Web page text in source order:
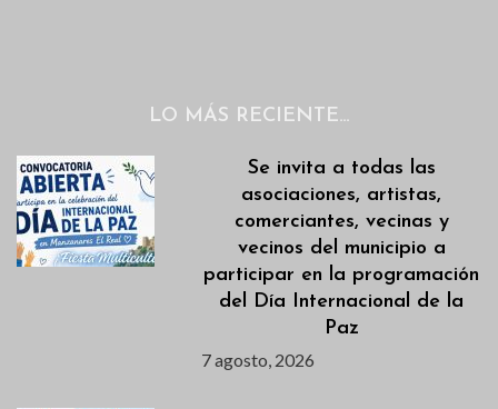
LO MÁS RECIENTE…
Se invita a todas las
asociaciones, artistas,
comerciantes, vecinas y
vecinos del municipio a
participar en la programación
del Día Internacional de la
Paz
7 agosto, 2026